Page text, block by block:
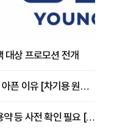
대상 프로모션 전개
허리 MRI는 정상인데 계속 아픈 이유 [차기용 원장 칼럼]
휴가철 건강검진, 금식·복용약 등 사전 확인 필요 [정도감 원장 칼럼]